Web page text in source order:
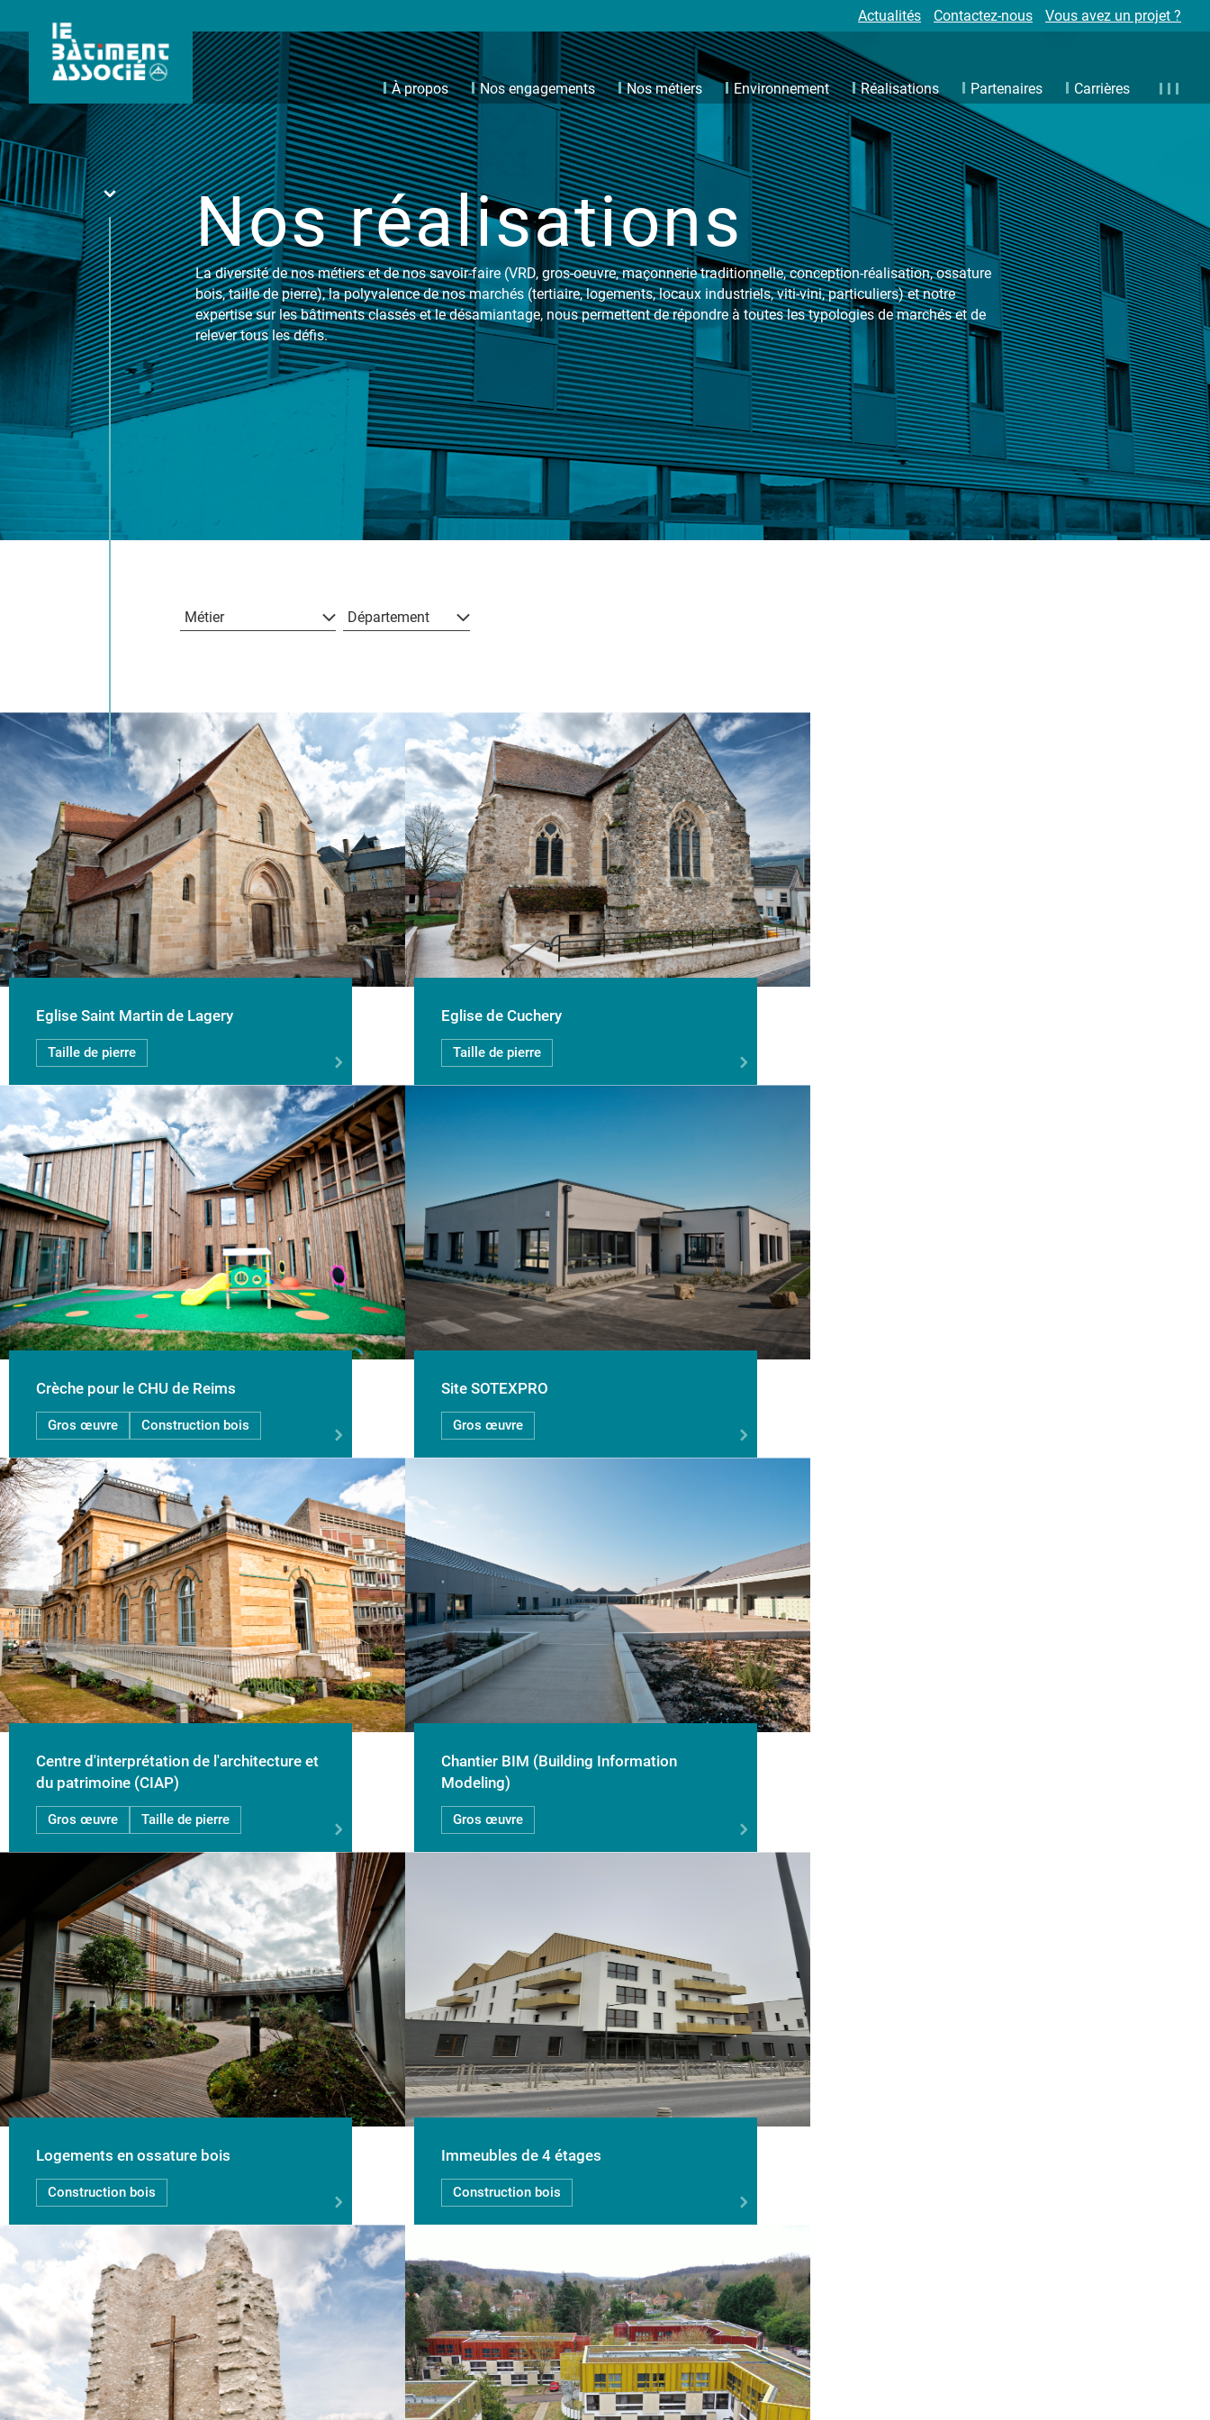
Actualités Contactez-nous Vous avez un projet ?
À propos Nos engagements Nos métiers Environnement Réalisations Partenaires Carrières
Nos réalisations
La diversité de nos métiers et de nos savoir-faire (VRD, gros-oeuvre, maçonnerie traditionnelle, conception-réalisation, ossature
bois, taille de pierre), la polyvalence de nos marchés (tertiaire, logements, locaux industriels, viti-vini, particuliers) et notre
expertise sur les bâtiments classés et le désamiantage, nous permettent de répondre à toutes les typologies de marchés et de
relever tous les défis.
Eglise Saint Martin de Lagery
Taille de pierre
Eglise de Cuchery
Taille de pierre
Crèche pour le CHU de Reims
Gros œuvre Construction bois
Site SOTEXPRO
Gros œuvre
Centre d'interprétation de l'architecture et
du patrimoine (CIAP)
Gros œuvre Taille de pierre
Chantier BIM (Building Information
Modeling)
Gros œuvre
Logements en ossature bois
Construction bois
Immeubles de 4 étages
Construction bois